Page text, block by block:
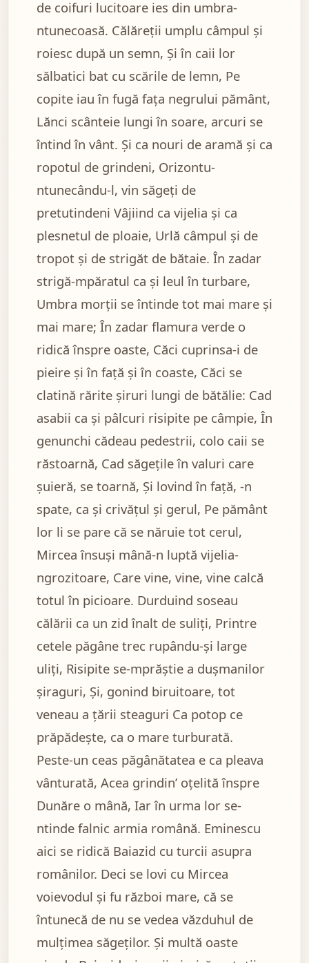
de coifuri lucitoare ies din umbra-
ntunecoasă. Călăreții umplu câmpul și
roiesc după un semn, Și în caii lor
sălbatici bat cu scările de lemn, Pe
copite iau în fugă fața negrului pământ,
Lănci scânteie lungi în soare, arcuri se
întind în vânt. Și ca nouri de aramă și ca
ropotul de grindeni, Orizontu-
ntunecându-l, vin săgeți de
pretutindeni Vâjiind ca vijelia și ca
plesnetul de ploaie, Urlă câmpul și de
tropot și de strigăt de bătaie. În zadar
strigă-mpăratul ca și leul în turbare,
Umbra morții se întinde tot mai mare și
mai mare; În zadar flamura verde o
ridică înspre oaste, Căci cuprinsa-i de
pieire și în față și în coaste, Căci se
clatină rărite șiruri lungi de bătălie: Cad
asabii ca și pâlcuri risipite pe câmpie, În
genunchi cădeau pedestrii, colo caii se
răstoarnă, Cad săgețile în valuri care
șuieră, se toarnă, Și lovind în față, -n
spate, ca și crivățul și gerul, Pe pământ
lor li se pare că se năruie tot cerul,
Mircea însuși mână-n luptă vijelia-
ngrozitoare, Care vine, vine, vine calcă
totul în picioare. Durduind soseau
călării ca un zid înalt de suliți, Printre
cetele păgâne trec rupându-și large
uliți, Risipite se-mprăștie a dușmanilor
șiraguri, Și, gonind biruitoare, tot
veneau a țării steaguri Ca potop ce
prăpădește, ca o mare turburată.
Peste-un ceas păgânătatea e ca pleava
vânturată, Acea grindin’ oțelită înspre
Dunăre o mână, Iar în urma lor se-
ntinde falnic armia română. Eminescu
aici se ridică Baiazid cu turcii asupra
românilor. Deci se lovi cu Mircea
voievodul și fu război mare, că se
întunecă de nu se vedea văzduhul de
mulțimea săgeților. Și multă oaste